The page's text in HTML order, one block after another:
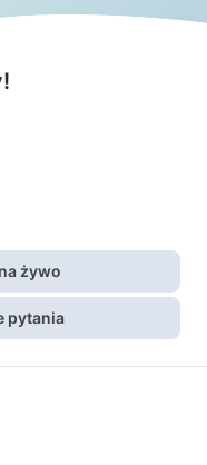
żywo
pytania